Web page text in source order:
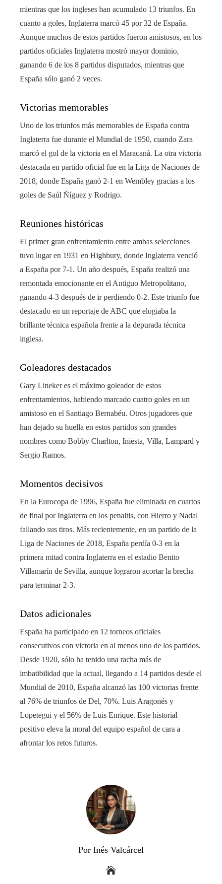
mientras que los ingleses han acumulado 13 triunfos. En
cuanto a goles, Inglaterra marcó 45 por 32 de España.
Aunque muchos de estos partidos fueron amistosos, en los
partidos oficiales Inglaterra mostró mayor dominio,
ganando 6 de los 8 partidos disputados, mientras que
España sólo ganó 2 veces.
Victorias memorables
Uno de los triunfos más memorables de España contra
Inglaterra fue durante el Mundial de 1950, cuando Zara
marcó el gol de la victoria en el Maracaná. La otra victoria
destacada en partido oficial fue en la Liga de Naciones de
2018, donde España ganó 2-1 en Wembley gracias a los
goles de Saúl Ñíguez y Rodrigo.
Reuniones históricas
El primer gran enfrentamiento entre ambas selecciones
tuvo lugar en 1931 en Highbury, donde Inglaterra venció
a España por 7-1. Un año después, España realizó una
remontada emocionante en el Antiguo Metropolitano,
ganando 4-3 después de ir perdiendo 0-2. Este triunfo fue
destacado en un reportaje de ABC que elogiaba la
brillante técnica española frente a la depurada técnica
inglesa.
Goleadores destacados
Gary Lineker es el máximo goleador de estos
enfrentamientos, habiendo marcado cuatro goles en un
amistoso en el Santiago Bernabéu. Otros jugadores que
han dejado su huella en estos partidos son grandes
nombres como Bobby Charlton, Iniesta, Villa, Lampard y
Sergio Ramos.
Momentos decisivos
En la Eurocopa de 1996, España fue eliminada en cuartos
de final por Inglaterra en los penaltis, con Hierro y Nadal
fallando sus tiros. Más recientemente, en un partido de la
Liga de Naciones de 2018, España perdía 0-3 en la
primera mitad contra Inglaterra en el estadio Benito
Villamarín de Sevilla, aunque lograron acortar la brecha
para terminar 2-3.
Datos adicionales
España ha participado en 12 torneos oficiales
consecutivos con victoria en al menos uno de los partidos.
Desde 1920, sólo ha tenido una racha más de
imbatibilidad que la actual, llegando a 14 partidos desde el
Mundial de 2010, España alcanzó las 100 victorias frente
al 76% de triunfos de Del, 70%. Luis Aragonés y
Lopetegui y el 56% de Luis Enrique. Este historial
positivo eleva la moral del equipo español de cara a
afrontar los retos futuros.
Por Inés Valcárcel